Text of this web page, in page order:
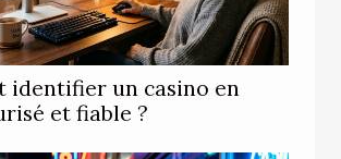
identifier un casino en
et fiable ?